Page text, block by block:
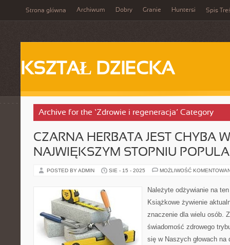
Strona główna Archiwum Dobry Granie Huntersi Spis
KSZTAŁ DZIECKA
Archive for the ‘Zdrowie i regeneracja’ Category
CZARNA HERBATA JEST CHYBA
NAJWIĘKSZYM STOPNIU
POSTED BY ADMIN SIE - 15 - 2025 MOŻLIWOŚĆ
Należyte odżywianie na
Książkowe żywienie
znaczenie dla wielu osób.
świadomość zdrowego
się w Naszych głowach na